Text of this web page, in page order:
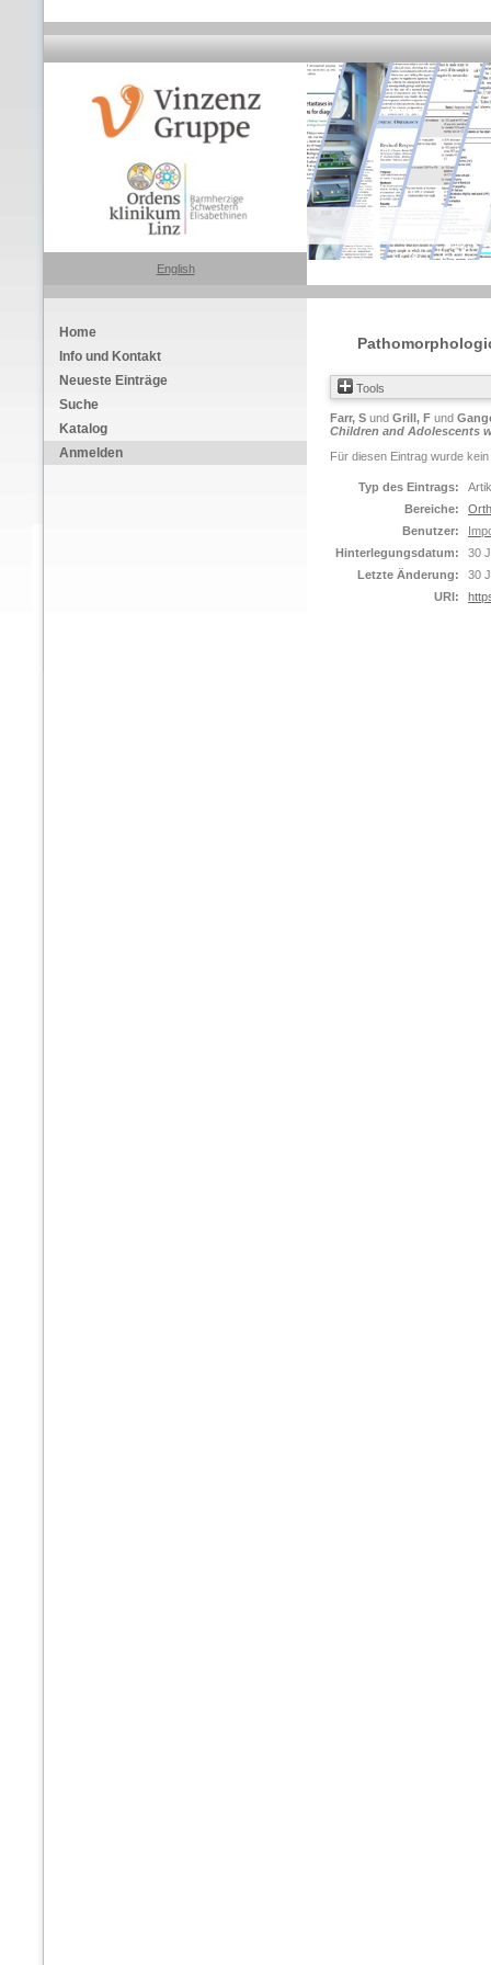
English
Home
Info und Kontakt
Neueste Einträge
Suche
Katalog
Anmelden
Tools
Farr, S und Grill, F und
Children and Adolescents
Für diesen Eintrag wurde
Typ des Eintrags:
Bereiche:
Benutzer:
Hinterlegungsdatum:
30
Letzte Änderung:
30
URI: